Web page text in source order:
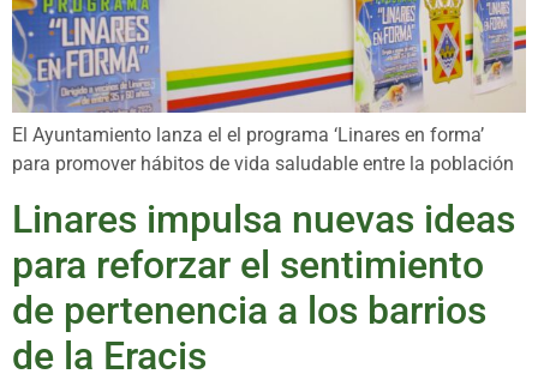
El Ayuntamiento lanza el el programa ‘Linares en forma’
para promover hábitos de vida saludable entre la población
Linares impulsa nuevas ideas
para reforzar el sentimiento
de pertenencia a los barrios
de la Eracis